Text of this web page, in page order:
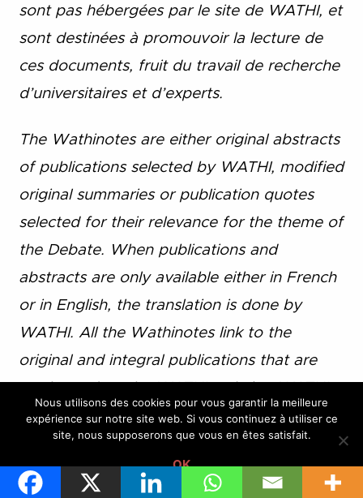
sont pas hébergées par le site de WATHI, et
sont destinées à promouvoir la lecture de
ces documents, fruit du travail de recherche
d’universitaires et d’experts.
The Wathinotes are either original abstracts
of publications selected by WATHI, modified
original summaries or publication quotes
selected for their relevance for the theme of
the Debate. When publications and
abstracts are only available either in French
or in English, the translation is done by
WATHI. All the Wathinotes link to the
original and integral publications that are
participates to the promotion of these
documents that have been written by
university professors and experts.
Nous utilisons des cookies pour vous garantir la meilleure
expérience sur notre site web. Si vous continuez à utiliser ce
site, nous supposerons que vous en êtes satisfait.
OK